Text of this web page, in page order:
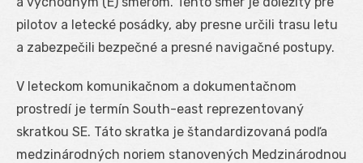
pilotov a letecké posádky, aby presne určili trasu letu
a zabezpečili bezpečné a presné navigačné postupy.
V leteckom komunikačnom a dokumentačnom
prostredí je termín South-east reprezentovaný
skratkou SE. Táto skratka je štandardizovaná podľa
medzinárodných noriem stanovených Medzinárodnou